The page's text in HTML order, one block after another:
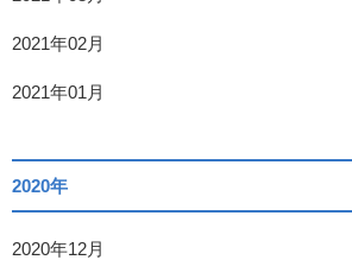
2021年02月
2021年01月
2020年
2020年12月